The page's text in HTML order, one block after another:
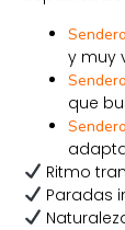
y muy
que
Ritmo
Paradas